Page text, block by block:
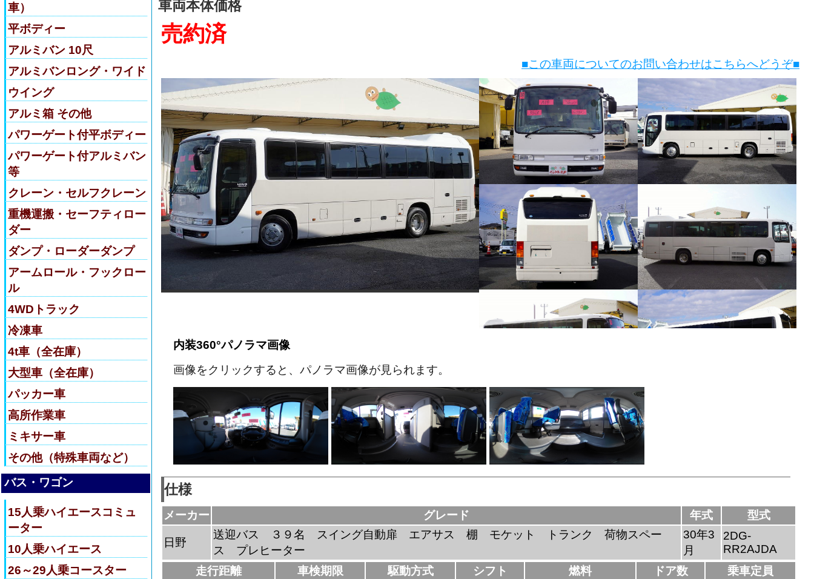
車）
平ボディー
アルミバン 10尺
アルミバンロング・ワイド
ウイング
アルミ箱 その他
パワーゲート付平ボディー
パワーゲート付アルミバン
等
クレーン・セルフクレーン
重機運搬・セーフティロー
ダー
ダンプ・ローダーダンプ
アームロール・フックロー
ル
4WDトラック
冷凍車
4t車（全在庫）
大型車（全在庫）
パッカー車
高所作業車
ミキサー車
その他（特殊車両など）
バス・ワゴン
15人乗ハイエースコミュ
ーター
10人乗ハイエース
26～29人乗コースター
車両本体価格
売約済
■この車両についてのお問い合わせはこちらへどうぞ■
内装360°パノラマ画像
画像をクリックすると、パノラマ画像が見られます。
仕様
メーカー グレード 年式 型式
日野
送迎バス ３９名 スイング自動扉 エアサス 棚 モケット トランク 荷物スペー
ス プレヒーター
30年3
月
2DG-
RR2AJDA
走行距離
車検期限 駆動方式 シフト 燃料 ドア数
乗車定員